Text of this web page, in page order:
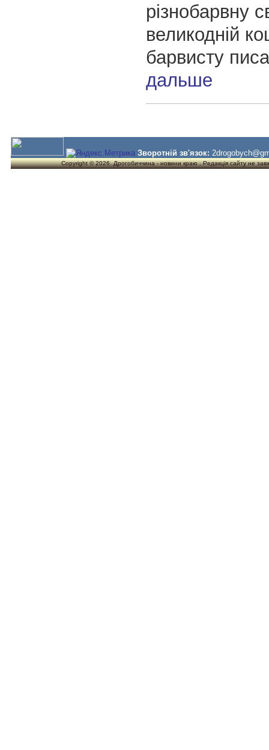
різнобарвну
великодній
барвисту
дальше
Зворотній зв'язок:
Copyright © 2026. Дрогобиччина - новини краю . Редакція сайту не